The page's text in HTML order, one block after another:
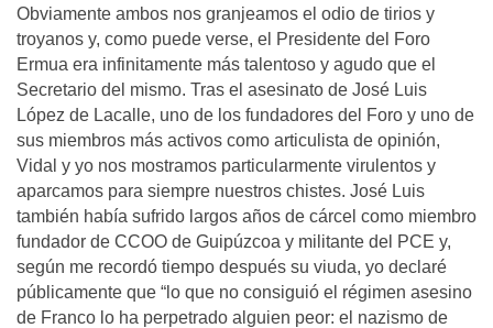
Obviamente ambos nos granjeamos el odio de tirios y
troyanos y, como puede verse, el Presidente del Foro
Ermua era infinitamente más talentoso y agudo que el
Secretario del mismo. Tras el asesinato de José Luis
López de Lacalle, uno de los fundadores del Foro y uno de
sus miembros más activos como articulista de opinión,
Vidal y yo nos mostramos particularmente virulentos y
aparcamos para siempre nuestros chistes. José Luis
también había sufrido largos años de cárcel como miembro
fundador de CCOO de Guipúzcoa y militante del PCE y,
según me recordó tiempo después su viuda, yo declaré
públicamente que “lo que no consiguió el régimen asesino
de Franco lo ha perpetrado alguien peor: el nazismo de